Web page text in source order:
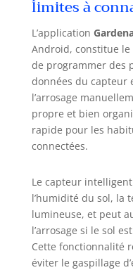
limites à
L’application
Android, constitue
de programmer des
données du capteur
l’arrosage
propre et bien
rapide pour les
connectées.
Le capteur
l’humidité du sol, la
lumineuse, et peut
l’arrosage si le sol
Cette fonctionnalité
éviter le gaspillage